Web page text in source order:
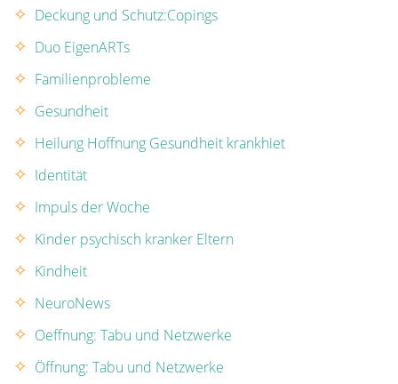
Deckung und Schutz:Copings
Duo EigenARTs
Familienprobleme
Gesundheit
Heilung Hoffnung Gesundheit krankhiet
Identität
Impuls der Woche
Kinder psychisch kranker Eltern
Kindheit
NeuroNews
Oeffnung: Tabu und Netzwerke
Öffnung: Tabu und Netzwerke